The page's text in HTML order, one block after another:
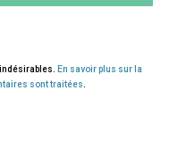
En savoir plus sur la
sont traitées